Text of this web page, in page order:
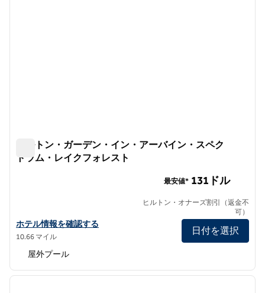
ヒルトン・ガーデン・イン・アーバイン・スペク
トラム・レイクフォレスト
ヒルトン・ガーデン・イン・アーバイン・スペクトラム・レイク
ホテル情報を確認する
10.66 マイル
最安値* 131ドル
ヒルトン・オナーズ割引（返金不
可）
日付を選択
屋外プール
1/12
次の